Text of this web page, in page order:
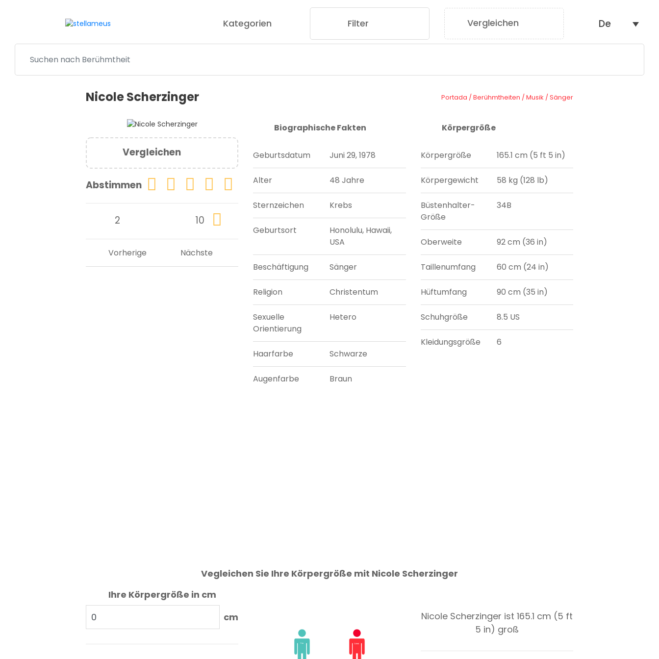
Kategorien Filter Vergleichen De
Nicole Scherzinger Portada /Berühmtheiten /Musik /Sänger
Vergleichen
Abstimmen
2 10
Nächste
Vorherige
Biographische Fakten
Geburtsdatum Juni 29, 1978
Alter 48 Jahre
Sternzeichen Krebs
Geburtsort
Honolulu, Hawaii,
USA
Beschäftigung Sänger
Religion Christentum
Sexuelle
Orientierung
Hetero
Haarfarbe Schwarze
Augenfarbe Braun
Körpergröße
Körpergröße 165.1 cm (5 ft 5 in)
Körpergewicht 58 kg (128 lb)
Büstenhalter-
Größe
34B
Oberweite 92 cm (36 in)
Taillenumfang 60 cm (24 in)
Hüftumfang 90 cm (35 in)
Schuhgröße 8.5 US
Kleidungsgröße 6
Vegleichen Sie Ihre Körpergröße mit Nicole Scherzinger
Ihre Körpergröße in cm
cm
Nicole Scherzinger ist 165.1 cm (5 ft
5 in) groß